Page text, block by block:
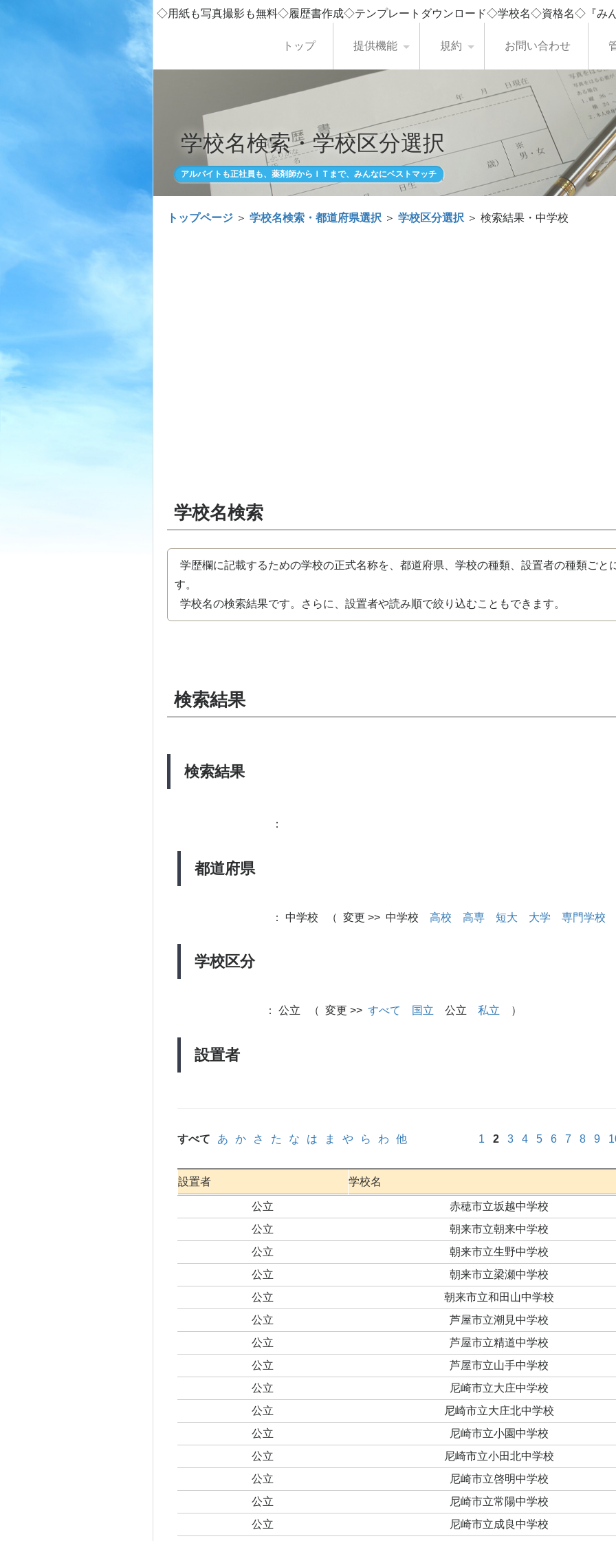
◇用紙も写真撮影も無料◇履歴書作成◇テンプレートダウンロード◇学校名◇資格名◇『み
トップ 提供機能 規約 お問い合わせ
学校名検索・学校区分選択
アルバイトも正社員も、薬剤師からＩＴまで、みんなにベストマッチ
トップページ ＞ 学校名検索・都道府県選択 ＞ 学校区分選択 ＞ 検索結果・中学校
学校名検索
学歴欄に記載するための学校の正式名称を、都道府県、学校の種類、設置者の種類ごと
す。
学校名の検索結果です。さらに、設置者や読み順で絞り込むこともできます。
検索結果
検索結果
都道府県
：
学校区分
： 中学校 （ 変更 >> 中学校 高校 高専 短大 大学 専門学校
設置者
： 公立 （ 変更 >> すべて 国立 公立 私立 ）
すべて あ か さ た な は ま や ら わ 他 1 2 3 4 5 6 7 8 9
設置者 学校名
公立
赤穂市立坂越中学校
公立
朝来市立朝来中学校
公立
朝来市立生野中学校
公立
朝来市立梁瀬中学校
公立
朝来市立和田山中学校
公立
芦屋市立潮見中学校
公立
芦屋市立精道中学校
公立
芦屋市立山手中学校
公立
尼崎市立大庄中学校
公立
尼崎市立大庄北中学校
公立
尼崎市立小園中学校
公立
尼崎市立小田北中学校
公立
尼崎市立啓明中学校
公立
尼崎市立常陽中学校
公立
尼崎市立成良中学校